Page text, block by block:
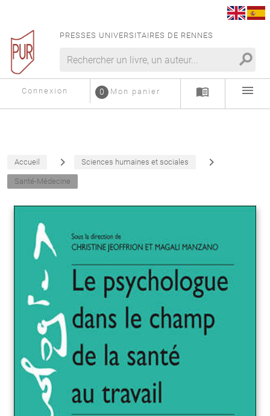
PRESSES UNIVERSITAIRES DE RENNES
search
Connexion Mon panier
0 menu_book menu
Accueil navigate_next Sciences humaines et sociales navigate_next
Santé-Médecine